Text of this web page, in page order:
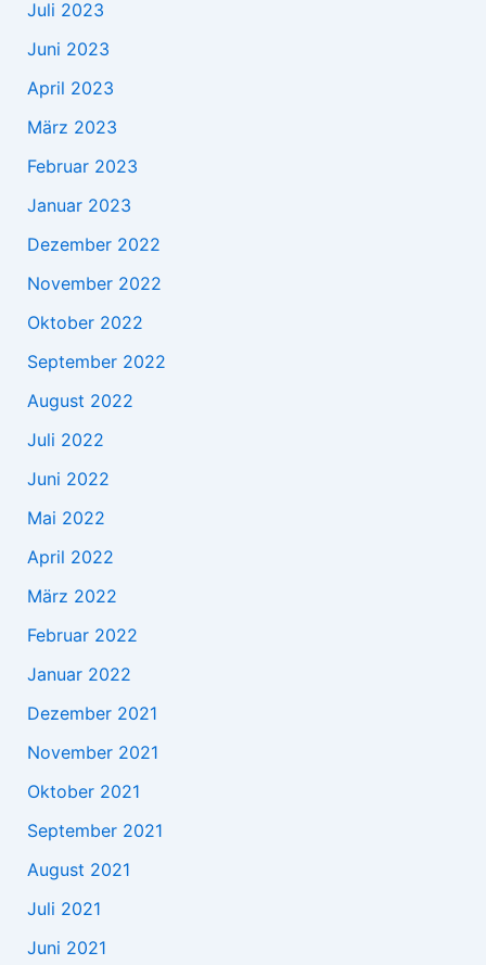
Juli 2023
Juni 2023
April 2023
März 2023
Februar 2023
Januar 2023
Dezember 2022
November 2022
Oktober 2022
September 2022
August 2022
Juli 2022
Juni 2022
Mai 2022
April 2022
März 2022
Februar 2022
Januar 2022
Dezember 2021
November 2021
Oktober 2021
September 2021
August 2021
Juli 2021
Juni 2021